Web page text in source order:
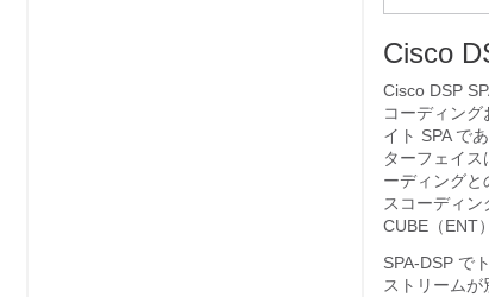
Cisco
Cisco DSP
コーディン
イト SPA で
ターフェイ
ーディングと
スコーディン
CUBE（ENT
SPA-DSP で
ストリーム